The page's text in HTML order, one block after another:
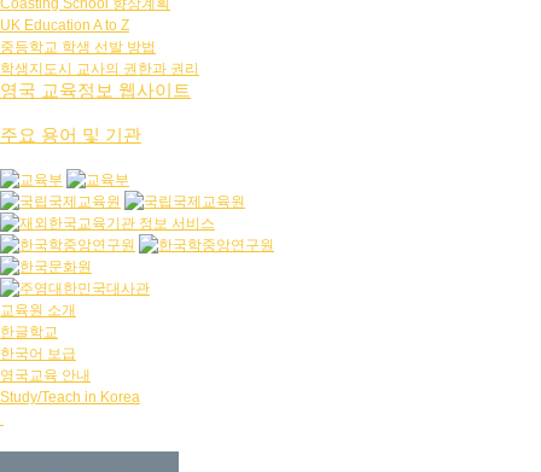
Coasting School 향상계획
UK Education A to Z
중등학교 학생 선발 방법
학생지도시 교사의 권한과 권리
영국 교육정보 웹사이트
주요 용어 및 기관
교육원 소개
한글학교
한국어 보급
영국교육 안내
Study/Teach in Korea